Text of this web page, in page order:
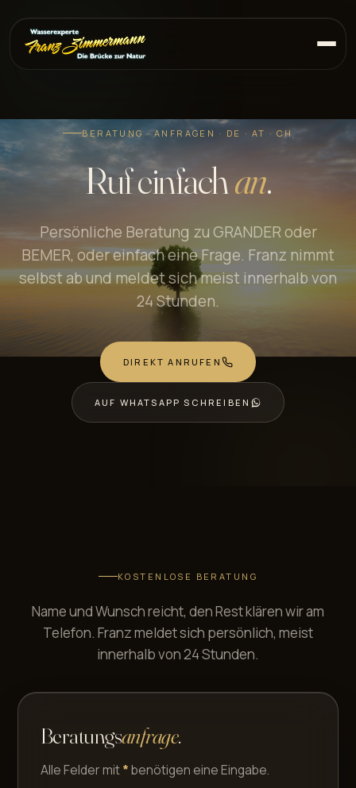
BERATUNG · ANFRAGEN · DE · AT · CH
Ruf einfachan.
Persönliche Beratung zu GRANDER oder
BEMER, oder einfach eine Frage. Franz nimmt
selbst ab und meldet sich meist innerhalb von
24 Stunden.
DIREKT ANRUFEN
AUF WHATSAPP SCHREIBEN
KOSTENLOSE BERATUNG
Name und Wunsch reicht, den Rest klären wir am
Telefon. Franz meldet sich persönlich, meist
innerhalb von 24 Stunden.
Beratungs­anfrage.
Alle Felder mit*benötigen eine Eingabe.